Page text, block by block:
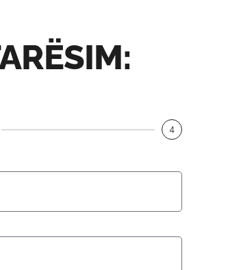
4